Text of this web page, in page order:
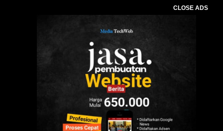
CLOSE ADS